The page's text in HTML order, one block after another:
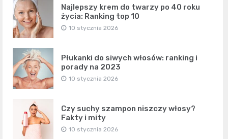
Najlepszy krem do twarzy po 40 roku
życia: Ranking top 10
10 stycznia 2026
Płukanki do siwych włosów: ranking i
porady na 2023
10 stycznia 2026
Czy suchy szampon niszczy włosy?
Fakty i mity
10 stycznia 2026